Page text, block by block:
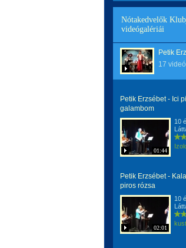
Nótakedvelők
videógalériái
Petik
17 videó
Petik Erzsébet - Ici
galambom
01:44
10
Petik Erzsébet -
piros rózsa
02:01
10